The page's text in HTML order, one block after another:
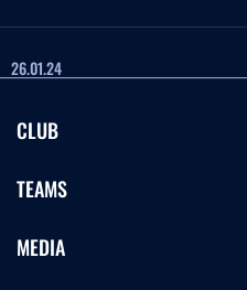
26.01.24
20.12.23
Con Luca Sighinolfi
CLUB
TEAMS
MEDIA